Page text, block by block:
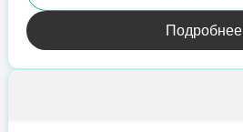
Подробнее